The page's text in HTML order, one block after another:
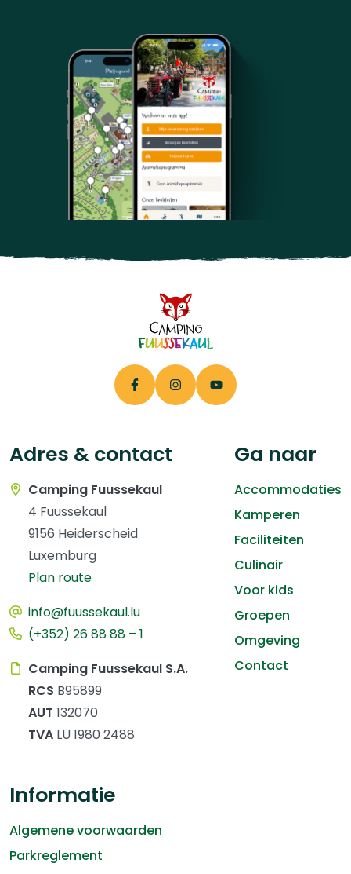
Adres & contact
Camping Fuussekaul
4 Fuussekaul
9156 Heiderscheid
Luxemburg
Plan route
info@fuussekaul.lu
(+352) 26 88 88 – 1
Camping Fuussekaul S.A.
RCS B95899
AUT 132070
TVA LU 1980 2488
Ga naar
Accommodaties
Kamperen
Faciliteiten
Culinair
Voor kids
Groepen
Omgeving
Contact
Informatie
Algemene voorwaarden
Parkreglement